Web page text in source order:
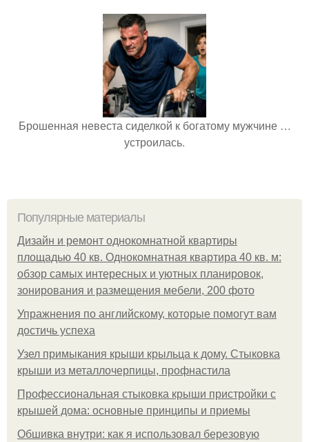
Брошенная невеста сиделкой к богатому мужчине …
устроилась.
Популярные материалы
Дизайн и ремонт однокомнатной квартиры
площадью 40 кв. Однокомнатная квартира 40 кв. м:
обзор самых интересных и уютных планировок,
зонирования и размещения мебели, 200 фото
Упражнения по английскому, которые помогут вам
достичь успеха
Узел примыкания крыши крыльца к дому. Стыковка
крыши из металлочерпицы, профнастила
Профессиональная стыковка крыши пристройки с
крышей дома: основные принципы и приемы
Обшивка внутри: как я использовал березовую